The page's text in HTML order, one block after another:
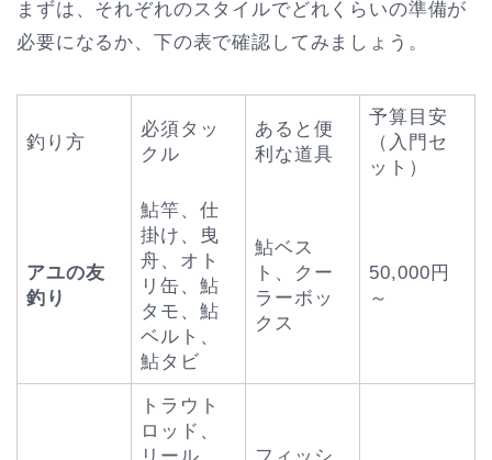
まずは、それぞれのスタイルでどれくらいの準備が
必要になるか、下の表で確認してみましょう。
釣り方
必須タッ
クル
あると便
利な道具
予算目安
（入門セ
ット）
アユの友
釣り
鮎竿、仕
掛け、曳
舟、オト
リ缶、鮎
タモ、鮎
ベルト、
鮎タビ
鮎ベス
ト、クー
ラーボッ
クス
50,000円
～
トラウト
ロッド、